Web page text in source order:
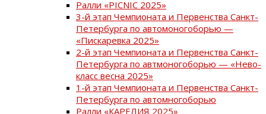
Ралли «PICNIC 2025»
3-й этап Чемпионата и Первенства Санкт-
Петербурга по автомоногоборью —
«Пискаревка 2025»
2-й этап Чемпионата и Первенства Санкт-
Петербурга по автмоногоборью — «Нево-
класс весна 2025»
1-й этап Чемпионата и Первенства Санкт-
Петербурга по автомногоборью
Ралли «КАРЕЛИЯ 2025»